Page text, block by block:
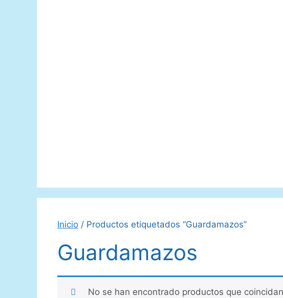
Inicio / Productos etiquetados “Guardamazos”
Guardamazos
No se han encontrado productos que